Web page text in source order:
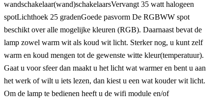
wandschakelaar(wand)schakelaarsVervangt 35 watt halogeen
spotLichthoek 25 gradenGoede pasvorm De RGBWW spot
beschikt over alle mogelijke kleuren (RGB). Daarnaast bevat de
lamp zowel warm wit als koud wit licht. Sterker nog, u kunt zelf
warm en koud mengen tot de gewenste witte kleur(temperatuur).
Gaat u voor sfeer dan maakt u het licht wat warmer en bent u aan
het werk of wilt u iets lezen, dan kiest u een wat kouder wit licht.
Om de lamp te bedienen heeft u de wifi module en/of